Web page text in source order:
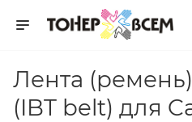
Лента
(IBT belt) для